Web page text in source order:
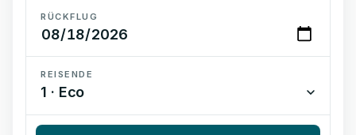
RÜCKFLUG
REISENDE
1 · Eco